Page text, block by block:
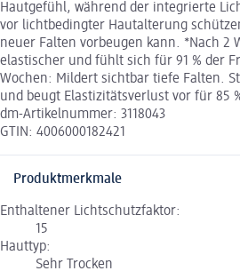
Hautgefühl, während der integrierte
vor lichtbedingter Hautalterung
neuer Falten vorbeugen kann. *Nach 2
elastischer und fühlt sich für 91 % der
Wochen: Mildert sichtbar tiefe Falten.
und beugt Elastizitätsverlust vor für 85
dm-Artikelnummer: 3118043
GTIN: 4006000182421
Produktmerkmale
Enthaltener Lichtschutzfaktor:
15
Hauttyp:
Sehr Trocken